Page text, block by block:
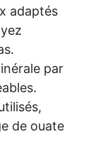
adaptés
par
de ouate